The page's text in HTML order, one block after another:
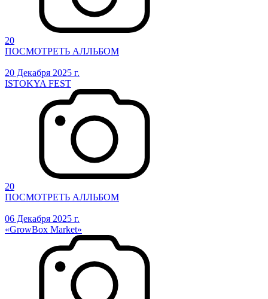
20
ПОСМОТРЕТЬ АЛЛЬБОМ
20 Декабря 2025 г.
ISTOKYA FEST
20
ПОСМОТРЕТЬ АЛЛЬБОМ
06 Декабря 2025 г.
«GrowBox Market»